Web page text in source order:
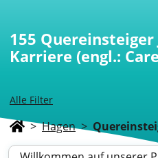
Alle Filter
155 Quereinsteiger
Karriere (engl.:
> Hagen >